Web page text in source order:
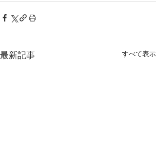
最新記事 すべて表示